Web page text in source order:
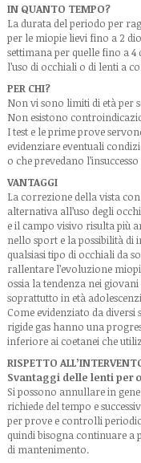
IN QUANTO TEMPO?
La durata del periodo per
per le miopie lievi fino a 2
settimana per quelle fino a
l’uso di occhiali o di lenti a
PER CHI?
Non vi sono limiti di età per
Non esistono
I test e le prime prove
evidenziare eventuali
o che prevedano
VANTAGGI
La correzione della vista
alternativa all’uso degli
e il campo visivo risulta più
nello sport e la possibilità di
qualsiasi tipo di occhiali da
rallentare l’evoluzione
ossia la tendenza nei
soprattutto in età
Come evidenziato da
rigide gas hanno una
inferiore ai coetanei che
RISPETTO
Svantaggi delle lenti per
Si possono annullare in
richiede del tempo e
per prove e controlli
quindi bisogna continuare
di mantenimento.